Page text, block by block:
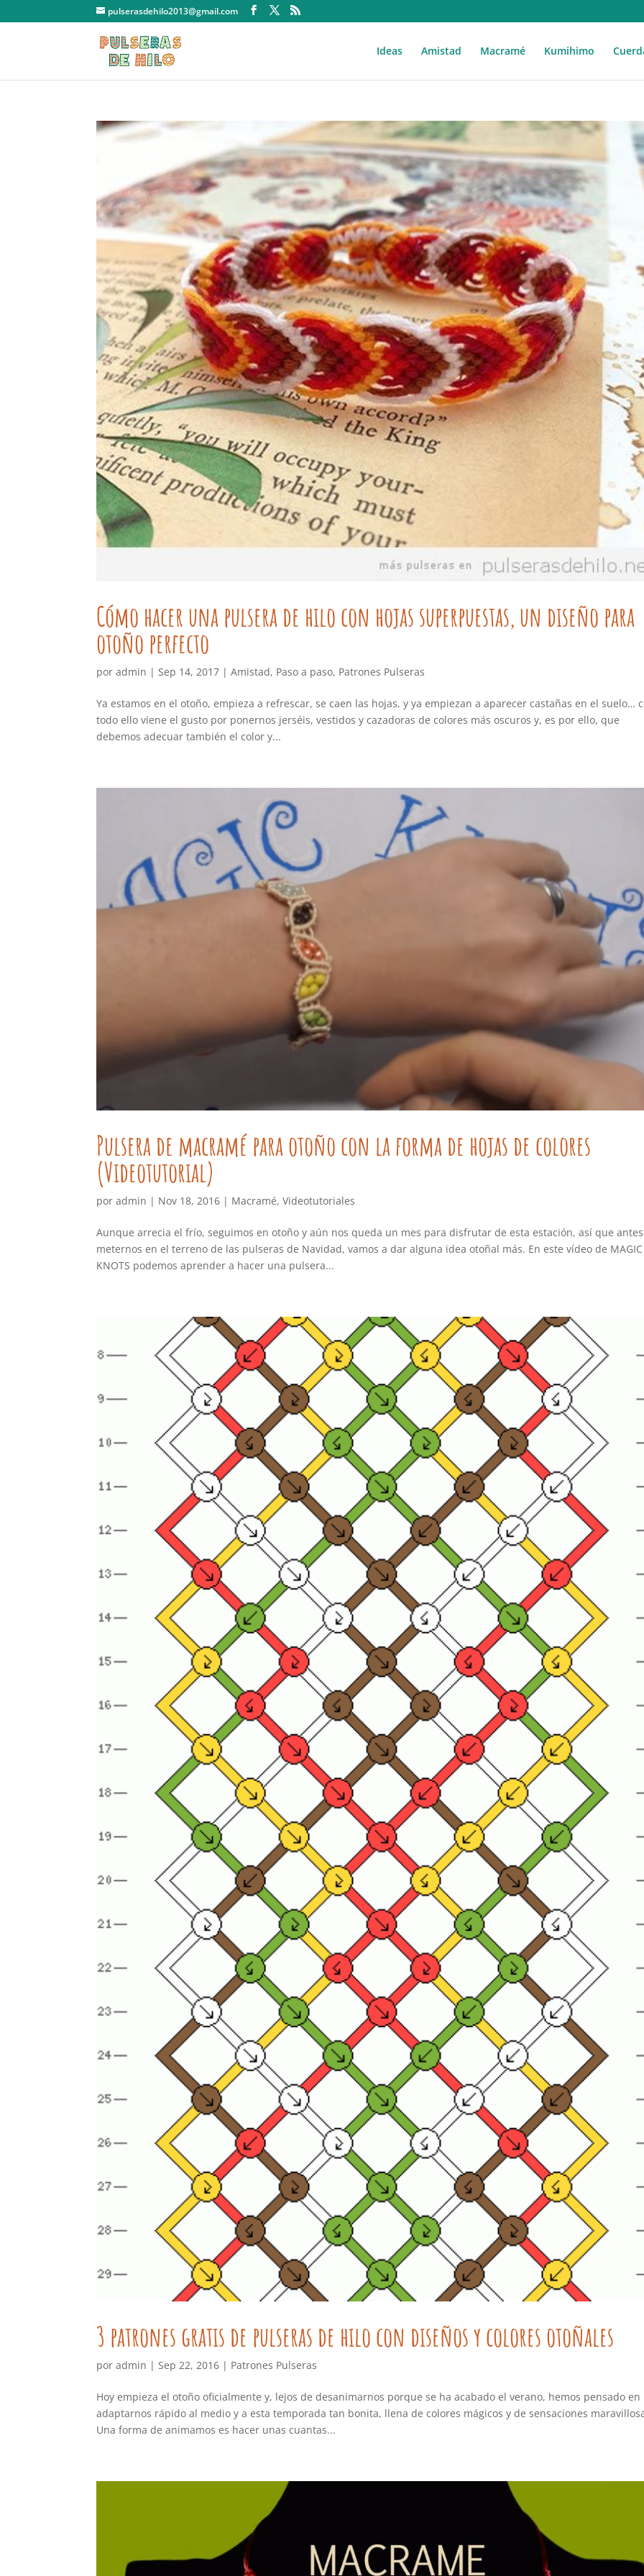
pulserasdehilo2013@gmail.com
Ideas Amistad Macramé Kumihimo
Cómo hacer una pulsera de hilo con hojas superpuestas, un diseño para
otoño perfecto
poradmin |Sep 14, 2017 |Amistad, Paso a paso, Patrones Pulseras
Ya estamos en el otoño, empieza a refrescar, se caen las hojas, y ya empiezan a aparecer castañas en el suelo…
todo ello viene el gusto por ponernos jerséis, vestidos y cazadoras de colores más oscuros y, es por ello, que
debemos adecuar también el color y...
Pulsera de macramé para otoño con la forma de hojas de colores
(Videotutorial)
poradmin | Nov 18, 2016 | Macramé,Videotutoriales
Aunque arrecia el frío, seguimos en otoño y aún nos queda un mes para disfrutar de esta estación, así que
meternos en el terreno de las pulseras de Navidad, vamos a dar alguna idea otoñal más. En este vídeo de MAGIC
KNOTS podemos aprender a hacer una pulsera...
3 patrones gratis de pulseras de hilo con diseños y colores otoñales
poradmin |Sep 22, 2016 | Patrones Pulseras
Hoy empieza el otoño oficialmente y, lejos de desanimarnos porque se ha acabado el verano, hemos pensado en
adaptarnos rápido al medio y a esta temporada tan bonita, llena de colores mágicos y de sensaciones
Una forma de animamos es hacer unas cuantas...